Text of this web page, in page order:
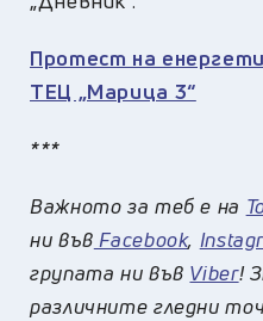
Протест на
ТЕЦ „Марица 3“
***
Важното за теб е на
ни във Facebook,
групата ни във Viber!
различните гледни